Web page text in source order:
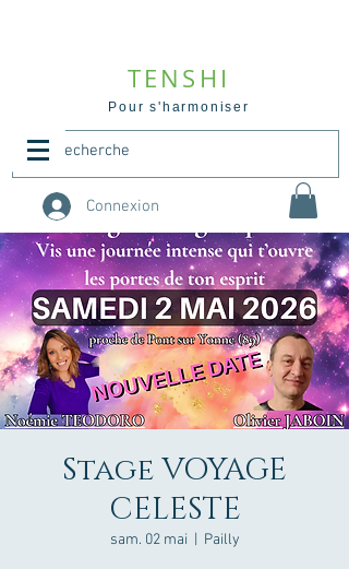
TENSHI
Pour s'harmoniser
Connexion
Stage VOYAGE
CELESTE
sam. 02 mai
  |
Pailly